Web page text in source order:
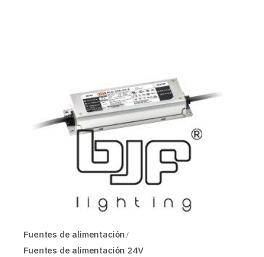
Fuentes de alimentación
Fuentes de alimentación 24V